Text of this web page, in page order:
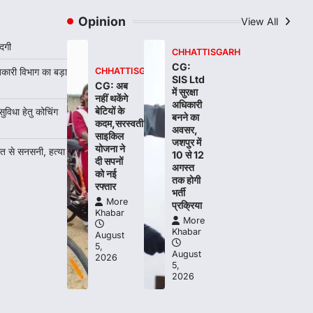
जिले के शासकीय विद्यालयों में कक्षा 11वीं विज्ञान
CHHATTISGARH
CG:रायपुर में लिव-इन पार्टनर की मौत
से सनसनी, हत्या का शक
More Khabar August 6, 2026
रायपुर। राजधानी रायपुर से एक सनसनीखेज मामला
सामने आया है। मुजगहन थाना क्षेत्र के
बोरियाकला…
विभाग का बड़ा
हेतु कोचिंग
से सनसनी, हत्या
Opinion View All
CHHATTISGARH
CG: अब
नहीं थकेंगे
बेटियों के
कदम,सरस्वती
साइकिल
योजना ने
दी सपनों
को नई
रफ्तार
More
Khabar
August
5,
2026
CHHATTISGARH
CG:
SIS Ltd
में सुरक्षा
अधिकारी
बनने का
अवसर,
जशपुर में
10 से 12
अगस्त
तक होगी
भर्ती
प्रक्रिया
More
Khabar
August
5,
2026